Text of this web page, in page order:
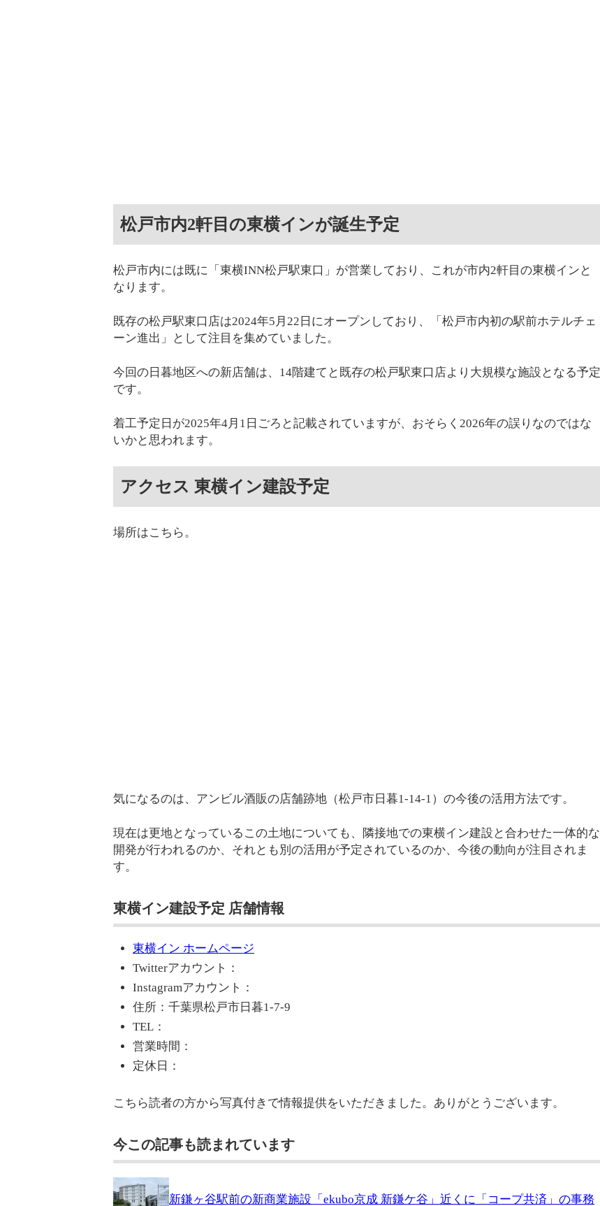
松戸市内2軒目の東横インが誕生予定
松戸市内には既に「東横INN松戸駅東口」が営業しており、これが市内2軒目の東横インと
なります。
既存の松戸駅東口店は2024年5月22日にオープンしており、「松戸市内初の駅前ホテルチェ
ーン進出」として注目を集めていました。
今回の日暮地区への新店舗は、14階建てと既存の松戸駅東口店より大規模な施設となる予定
です。
着工予定日が2025年4月1日ごろと記載されていますが、おそらく2026年の誤りなのではな
いかと思われます。
アクセス 東横イン建設予定
場所はこちら。
気になるのは、アンビル酒販の店舗跡地（松戸市日暮1-14-1）の今後の活用方法です。
現在は更地となっているこの土地についても、隣接地での東横イン建設と合わせた一体的な
開発が行われるのか、それとも別の活用が予定されているのか、今後の動向が注目されま
す。
東横イン建設予定 店舗情報
東横イン ホームページ
Twitterアカウント：
Instagramアカウント：
住所：千葉県松戸市日暮1-7-9
TEL：
営業時間：
定休日：
こちら読者の方から写真付きで情報提供をいただきました。ありがとうございます。
今この記事も読まれています
新鎌ヶ谷駅前の新商業施設「ekubo京成 新鎌ケ谷」近くに「コープ共済」の事務